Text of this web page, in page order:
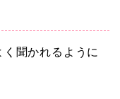
聞かれるように